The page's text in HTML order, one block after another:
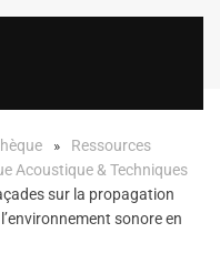
Ressources
Acoustique & Techniques
sur la propagation
sonore en